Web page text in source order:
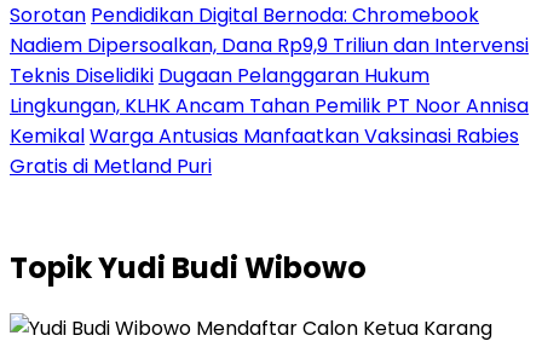
Sorotan Pendidikan Digital Bernoda: Chromebook
Nadiem Dipersoalkan, Dana Rp9,9 Triliun dan Intervensi
Teknis Diselidiki Dugaan Pelanggaran Hukum
Lingkungan, KLHK Ancam Tahan Pemilik PT Noor Annisa
KemikalWarga Antusias Manfaatkan Vaksinasi Rabies
Gratis di Metland Puri
TopikYudi Budi Wibowo